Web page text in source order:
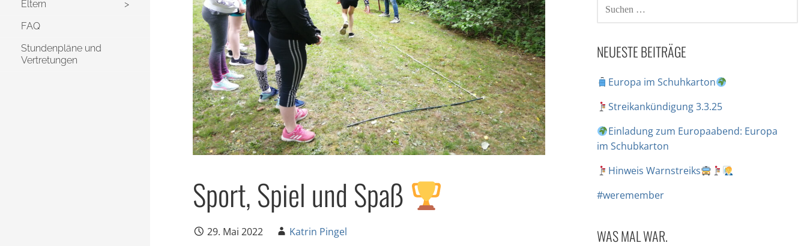
Eltern
FAQ
Stundenpläne und
Vertretungen
Sport, Spiel und Spaß
29. Mai 2022 Katrin Pingel
NEUESTE BEITRÄGE
Europa im Schuhkarton
Streikankündigung 3.3.25
Einladung zum Europaabend: Europa
im Schubkarton
Hinweis Warnstreiks
#weremember
WAS MAL WAR.